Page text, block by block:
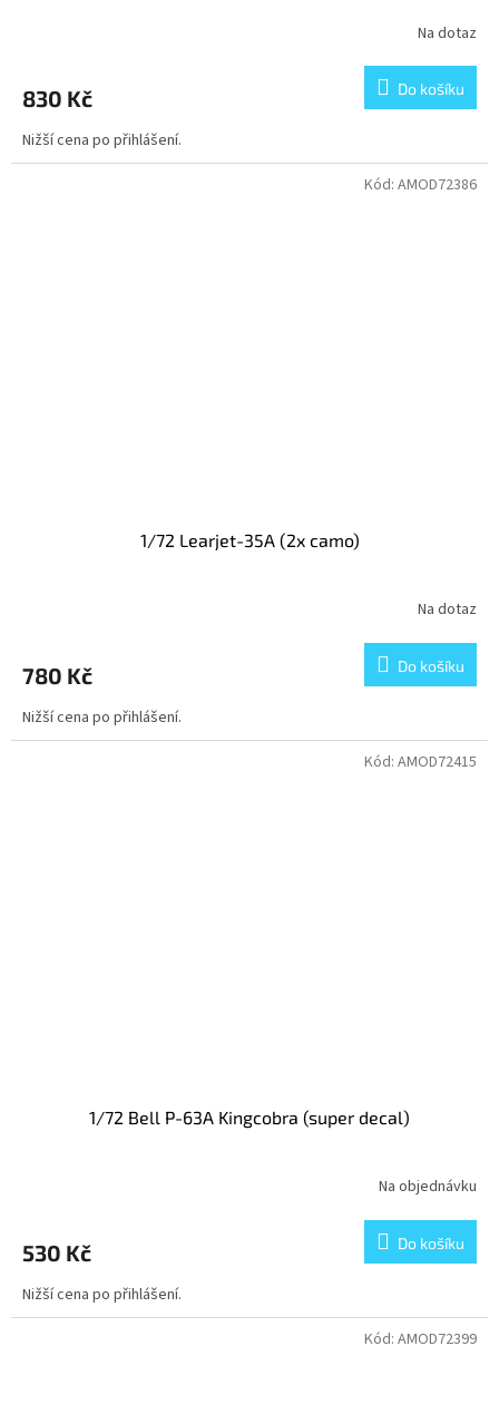
Na dotaz
830 Kč Do košíku
Nižší cena po přihlášení.
1/72 Learjet-35A (2x camo)
Na dotaz
780 Kč Do košíku
Nižší cena po přihlášení.
Kód: AMOD72386
1/72 Bell P-63A Kingcobra (super decal)
Na objednávku
530 Kč Do košíku
Nižší cena po přihlášení.
Kód: AMOD72415
Kód: AMOD72399